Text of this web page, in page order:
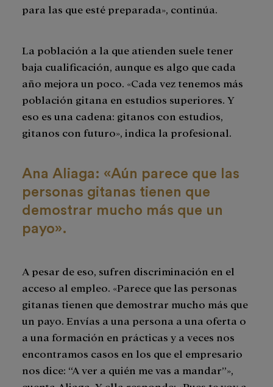
para las que esté preparada», continúa.
La población a la que atienden suele tener
baja cualificación, aunque es algo que cada
año mejora un poco. «Cada vez tenemos más
población gitana en estudios superiores. Y
eso es una cadena: gitanos con estudios,
gitanos con futuro», indica la profesional.
Ana Aliaga: «Aún parece que las
personas gitanas tienen que
demostrar mucho más que un
payo».
A pesar de eso, sufren discriminación en el
acceso al empleo. «Parece que las personas
gitanas tienen que demostrar mucho más que
un payo. Envías a una persona a una oferta o
a una formación en prácticas y a veces nos
encontramos casos en los que el empresario
nos dice: “A ver a quién me vas a mandar”»,